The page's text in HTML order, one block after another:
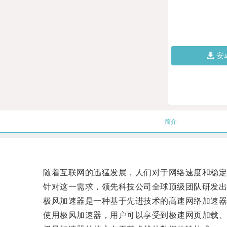
安
简介
随着互联网的迅猛发展，人们对于网络速度和稳定
针对这一需求，领先科技公司全球顶级团队研发
极风加速器是一种基于先进技术的高速网络加速器
使用极风加速器，用户可以享受到极速网页加载、